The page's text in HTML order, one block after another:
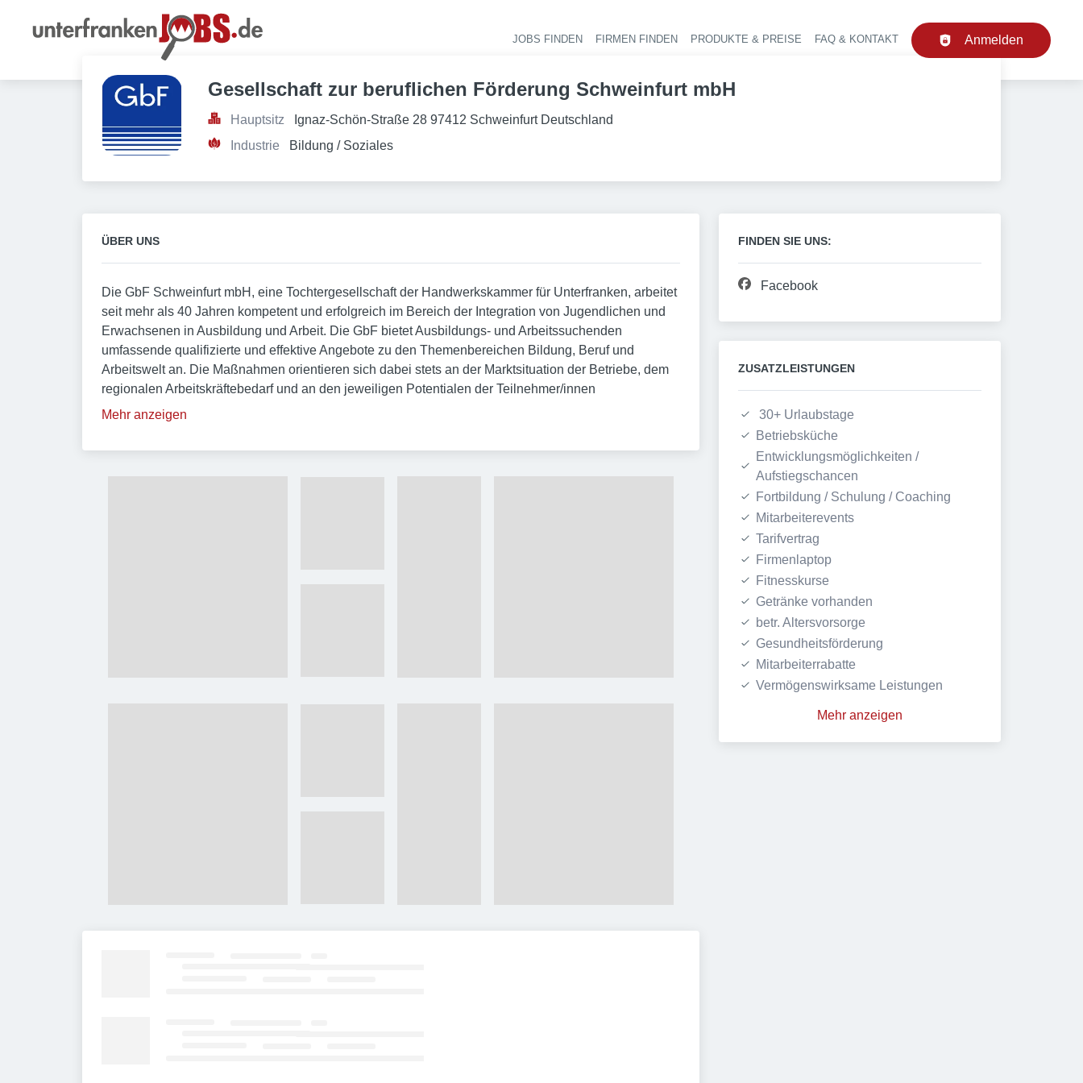
Haupt-Navigation
JOBS FINDEN FIRMEN FINDEN PRODUKTE & PREISE FAQ & KONTAKT Anmelden
Gesellschaft zur beruflichen Förderung Schweinfurt mbH
Hauptsitz
Ignaz-Schön-Straße 28 97412 Schweinfurt Deutschland
Industrie
Bildung / Soziales
ÜBER UNS
Die GbF Schweinfurt mbH, eine Tochtergesellschaft der Handwerkskammer für Unterfranken, arbeitet
seit mehr als 40 Jahren kompetent und erfolgreich im Bereich der Integration von Jugendlichen und
Erwachsenen in Ausbildung und Arbeit. Die GbF bietet Ausbildungs- und Arbeitssuchenden
umfassende qualifizierte und effektive Angebote zu den Themenbereichen Bildung, Beruf und
Arbeitswelt an. Die Maßnahmen orientieren sich dabei stets an der Marktsituation der Betriebe, dem
regionalen Arbeitskräftebedarf und an den jeweiligen Potentialen der Teilnehmer/innen
Mehr anzeigen
FINDEN SIE UNS:
Facebook
ZUSATZLEISTUNGEN
30+ Urlaubstage
Betriebsküche
Entwicklungsmöglichkeiten /
Aufstiegschancen
Fortbildung / Schulung / Coaching
Mitarbeiterevents
Tarifvertrag
Firmenlaptop
Fitnesskurse
Getränke vorhanden
betr. Altersvorsorge
Gesundheitsförderung
Mitarbeiterrabatte
Vermögenswirksame Leistungen
Mehr anzeigen